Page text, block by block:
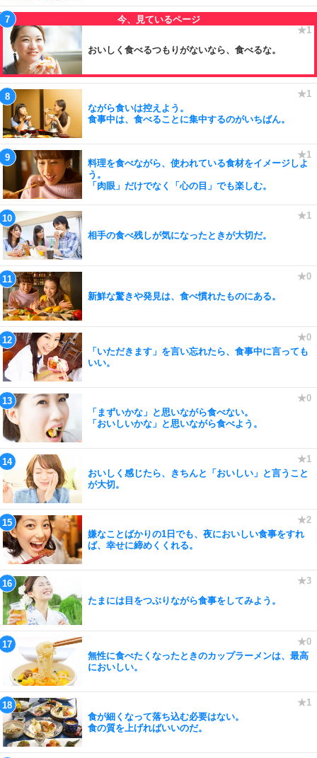
おいしく食べるつもりがないなら、食べるな。
ながら食いは控えよう。
食事中は、食べることに集中するのがいちばん。
料理を食べながら、使われている食材をイメージしよ
う。
「肉眼」だけでなく「心の目」でも楽しむ。
相手の食べ残しが気になったときが大切だ。
新鮮な驚きや発見は、食べ慣れたものにある。
「いただきます」を言い忘れたら、食事中に言っても
いい。
「まずいかな」と思いながら食べない。
「おいしいかな」と思いながら食べよう。
おいしく感じたら、きちんと「おいしい」と言うこと
が大切。
嫌なことばかりの1日でも、夜においしい食事をすれ
ば、幸せに締めくくれる。
たまには目をつぶりながら食事をしてみよう。
無性に食べたくなったときのカップラーメンは、最高
においしい。
食が細くなって落ち込む必要はない。
食の質を上げればいいのだ。